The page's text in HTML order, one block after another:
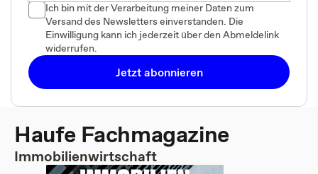
Ich bin mit der Verarbeitung meiner Daten zum
Versand des Newsletters einverstanden. Die
Einwilligung kann ich jederzeit über den Abmeldelink
widerrufen.
Jetzt abonnieren
Haufe Fachmagazine
Immobilienwirtschaft